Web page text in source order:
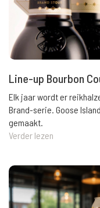
Line-up Bourbon
Elk jaar wordt er
Brand-serie. Goose
gemaakt.
Verder lezen